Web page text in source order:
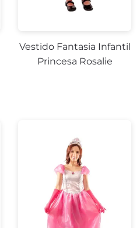
Vestido Fantasia Infantil
Princesa Rosalie